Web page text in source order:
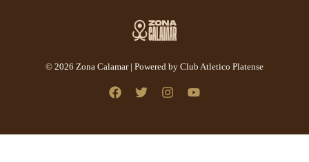
© 2026 Zona Calamar | Powered by Club Atletico Platense